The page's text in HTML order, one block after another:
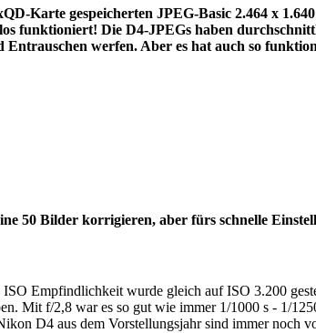
Karte gespeicherten JPEG-Basic 2.464 x
Die D4-JPEGs haben
werfen. Aber es hat auch so
50 Bilder korrigieren, aber fürs schnelle
Empfindlichkeit wurde gleich auf ISO 3.200
Mit f/2,8 war es so gut wie immer 1/1000 s - 1/
D4 aus dem Vorstellungsjahr sind immer noch